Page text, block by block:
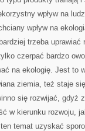
wpływ na
wpływ na
trzeba
czerpać bardzo
na ekologię. Jest to
ziemia, też staje
się rozwijać, gdyż
w kierunku rozwoju,
temat uzyskać